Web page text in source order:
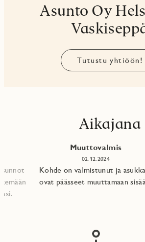
Asunto Oy
Tutustu yhtiöön!
Aikajana
Muuttovalmis
02.12.2024
Kohde on valmistunut ja
ovat päässeet muuttamaan